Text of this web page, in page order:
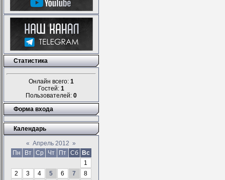
Статистика
Онлайн всего: 1
Гостей: 1
Пользователей: 0
Форма входа
Календарь
« Апрель 2012 »
Пн
Вт Ср Чт Пт Сб
Вс
1
2
3 4 5 6 7
8